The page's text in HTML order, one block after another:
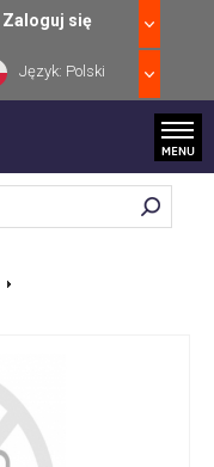
Zaloguj się
Język: Polski